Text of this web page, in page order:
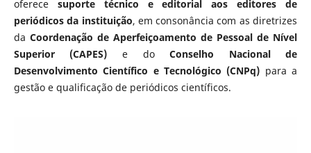
oferece suporte técnico e editorial aos editores de
periódicos da instituição, em consonância com as diretrizes
da Coordenação de Aperfeiçoamento de Pessoal de Nível
Superior (CAPES) e doConselho Nacional de
Desenvolvimento Científico e Tecnológico (CNPq) para a
gestão e qualificação de periódicos científicos.